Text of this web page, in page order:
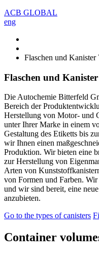
ACB GLOBAL
eng
Flaschen und Kanister
Flaschen und
Die Autochemie Bitterfeld
Bereich der
Herstellung von Motor- und
unter Ihrer Marke in einem
Gestaltung des Etiketts bis
wir Ihnen einen
Produktion. Wir bieten eine
zur Herstellung von
Arten von
von Formen und Farben.
und wir sind bereit, eine
anzubieten.
Go to the types of canisters
Container